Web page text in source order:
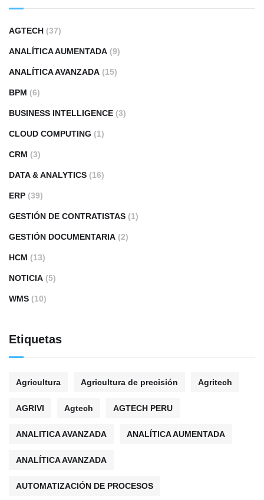
AGTECH (37)
ANALÍTICA AUMENTADA (9)
ANALÍTICA AVANZADA (15)
BPM (6)
BUSINESS INTELLIGENCE (3)
CLOUD COMPUTING (1)
CRM (3)
DATA & ANALYTICS (16)
ERP (39)
GESTIÓN DE CONTRATISTAS (1)
GESTIÓN DOCUMENTARIA (2)
HCM (13)
NOTICIA (5)
WMS (10)
Etiquetas
Agricultura Agricultura de precisión Agritech
AGRIVI Agtech AGTECH PERU
ANALITICA AVANZADA ANALÍTICA AUMENTADA
ANALÍTICA AVANZADA
AUTOMATIZACIÓN DE PROCESOS